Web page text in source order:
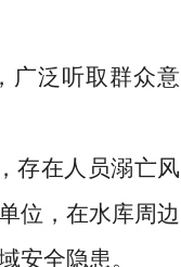
广泛听取群众意
存在人员溺亡风
位，在水库周边
安全隐患。